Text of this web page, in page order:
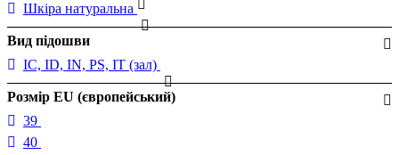
Шкіра натуральна
Вид підошви
IC, ID, IN, PS, IT (зал)
Розмір EU (європейський)
39
40